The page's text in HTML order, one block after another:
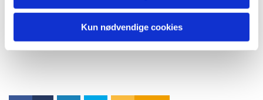
Kun nødvendige cookies